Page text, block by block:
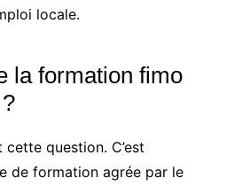
locale.
la formation fimo
question. C’est
de formation agrée par le